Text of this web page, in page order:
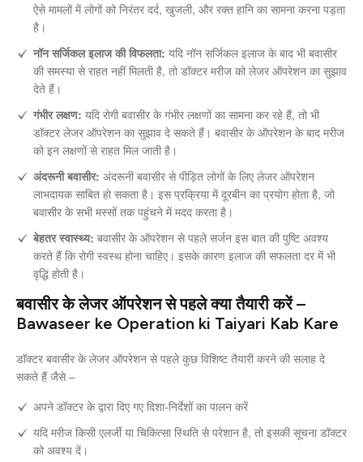
ऐसे मामलों में लोगों को निरंतर दर्द, खुजली, और रक्त हानि का सामना करना पड़ता
है।
नॉन सर्जिकल इलाज की विफलता: यदि नॉन सर्जिकल इलाज के बाद भी बवासीर
की समस्या से राहत नहीं मिलती है, तो डॉक्टर मरीज को लेजर ऑपरेशन का सुझाव
देते हैं।
गंभीर लक्षण: यदि रोगी बवासीर के गंभीर लक्षणों का सामना कर रहे हैं, तो भी
डॉक्टर लेजर ऑपरेशन का सुझाव दे सकते हैं। बवासीर के ऑपरेशन के बाद मरीज
को इन लक्षणों से राहत मिल जाती है।
अंदरूनी बवासीर: अंदरूनी बवासीर से पीड़ित लोगों के लिए लेजर ऑपरेशन
लाभदायक साबित हो सकता है। इस प्रक्रिया में दूरबीन का प्रयोग होता है, जो
बवासीर के सभी मस्सों तक पहुंचने में मदद करता है।
बेहतर स्वास्थ्य: बवासीर के ऑपरेशन से पहले सर्जन इस बात की पुष्टि अवश्य
करते हैं कि रोगी स्वस्थ होना चाहिए। इसके कारण इलाज की सफलता दर में भी
वृद्धि होती है।
बवासीर के लेजर ऑपरेशन से पहले क्या तैयारी करें –
Bawaseer ke Operation ki Taiyari Kab Kare
डॉक्टर बवासीर के लेजर ऑपरेशन से पहले कुछ विशिष्ट तैयारी करने की सलाह दे
सकते हैं जैसे –
अपने डॉक्टर के द्वारा दिए गए दिशा-निर्देशों का पालन करें
यदि मरीज किसी एलर्जी या चिकित्सा स्थिति से परेशान है, तो इसकी सूचना डॉक्टर
को अवश्य दें।